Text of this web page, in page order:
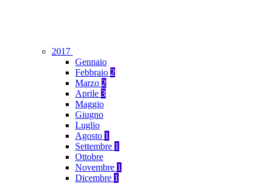
2017
Gennaio
Febbraio 2
Marzo 2
Aprile 3
Maggio
Giugno
Luglio
Agosto 1
Settembre 1
Ottobre
Novembre 1
Dicembre 1